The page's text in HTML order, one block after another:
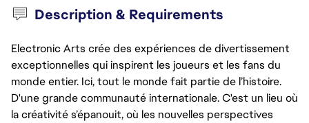
Description & Requirements
Electronic Arts crée des expériences de divertissement
exceptionnelles qui inspirent les joueurs et les fans du
monde entier. Ici, tout le monde fait partie de l’histoire.
D'une grande communauté internationale. C'est un lieu où
la créativité s’épanouit, où les nouvelles perspectives